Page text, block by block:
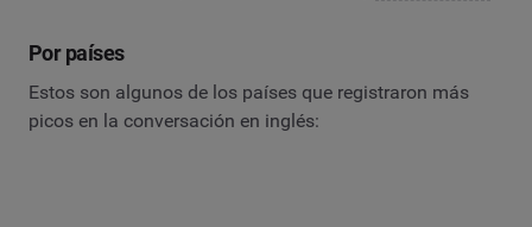
Por países
Estos son algunos de los países que registraron más
picos en la conversación en inglés: